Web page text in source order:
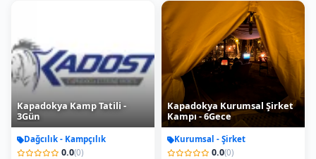
Kapadokya Kamp Tatili -
3Gün
Dağcılık - Kampçılık
0.0(0)
Kapadokya Kurumsal Şirket
Kampı - 6Gece
Kurumsal - Şirket
0.0(0)